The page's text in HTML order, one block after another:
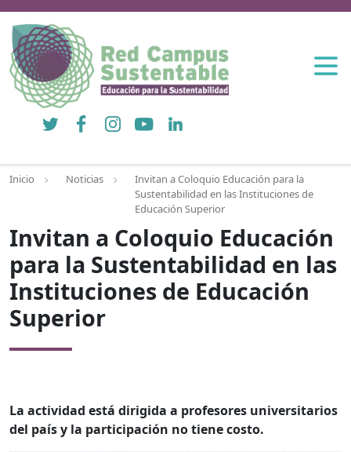
Twitter FacebookInstagramYouTubeLinkedIn
Inicio Noticias
Invitan a Coloquio Educación para la
Sustentabilidad en las Instituciones de
Educación Superior
Invitan a Coloquio Educación
para la Sustentabilidad en las
Instituciones de Educación
Superior
La actividad está dirigida a profesores universitarios
del país y la participación no tiene costo.